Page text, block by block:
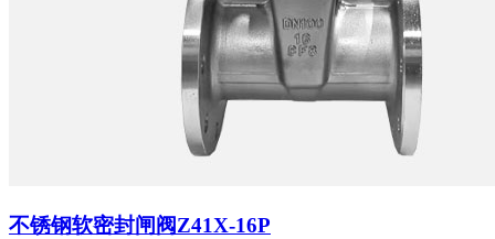
不锈钢软密封闸阀Z41X-16P